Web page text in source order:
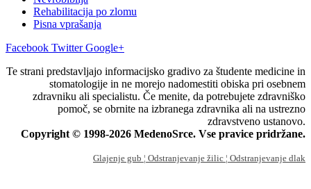
Rehabilitacija po zlomu
Pisna vprašanja
Facebook Twitter Google+
Te strani predstavljajo informacijsko gradivo za študente medicine in
stomatologije in ne morejo nadomestiti obiska pri osebnem
zdravniku ali specialistu. Če menite, da potrebujete zdravniško
pomoč, se obrnite na izbranega zdravnika ali na ustrezno
zdravstveno ustanovo.
Copyright © 1998-2026 MedenoSrce. Vse pravice pridržane.
Glajenje gub ¦ Odstranjevanje žilic ¦ Odstranjevanje dlak